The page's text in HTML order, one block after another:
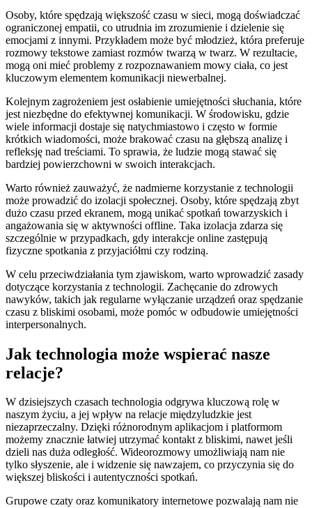
Osoby, które spędzają większość czasu w sieci, mogą doświadczać
ograniczonej empatii, co utrudnia im zrozumienie i dzielenie się
emocjami z innymi. Przykładem może być młodzież, która preferuje
rozmowy tekstowe zamiast rozmów twarzą w twarz. W rezultacie,
mogą oni mieć problemy z rozpoznawaniem mowy ciała, co jest
kluczowym elementem komunikacji niewerbalnej.
Kolejnym zagrożeniem jest osłabienie umiejętności słuchania, które
jest niezbędne do efektywnej komunikacji. W środowisku, gdzie
wiele informacji dostaje się natychmiastowo i często w formie
krótkich wiadomości, może brakować czasu na głębszą analizę i
refleksję nad treściami. To sprawia, że ludzie mogą stawać się
bardziej powierzchowni w swoich interakcjach.
Warto również zauważyć, że nadmierne korzystanie z technologii
może prowadzić do izolacji społecznej. Osoby, które spędzają zbyt
dużo czasu przed ekranem, mogą unikać spotkań towarzyskich i
angażowania się w aktywności offline. Taka izolacja zdarza się
szczególnie w przypadkach, gdy interakcje online zastępują
fizyczne spotkania z przyjaciółmi czy rodziną.
W celu przeciwdziałania tym zjawiskom, warto wprowadzić zasady
dotyczące korzystania z technologii. Zachęcanie do zdrowych
nawyków, takich jak regularne wyłączanie urządzeń oraz spędzanie
czasu z bliskimi osobami, może pomóc w odbudowie umiejętności
interpersonalnych.
Jak technologia może wspierać nasze
relacje?
W dzisiejszych czasach technologia odgrywa kluczową rolę w
naszym życiu, a jej wpływ na relacje międzyludzkie jest
niezaprzeczalny. Dzięki różnorodnym aplikacjom i platformom
możemy znacznie łatwiej utrzymać kontakt z bliskimi, nawet jeśli
dzieli nas duża odległość. Wideorozmowy umożliwiają nam nie
tylko słyszenie, ale i widzenie się nawzajem, co przyczynia się do
większej bliskości i autentyczności spotkań.
Grupowe czaty oraz komunikatory internetowe pozwalają nam nie